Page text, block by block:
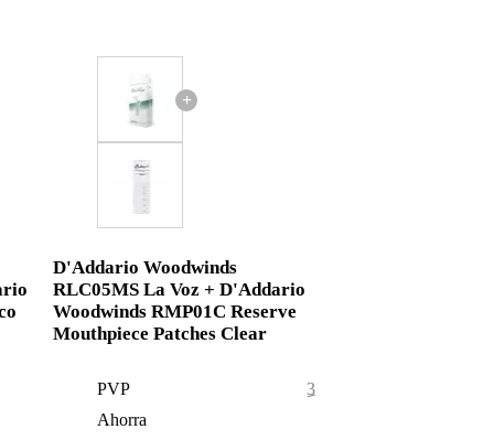
+
D'Addario Woodwinds
RLC05MS La Voz + D'Addario
Woodwinds RMP01C Reserve
Mouthpiece Patches Clear
PVP
35,55 €
Ahorra